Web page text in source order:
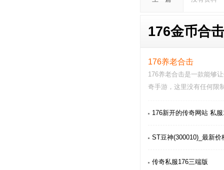
176金币合
176养老合击
176养老合击是一款能够
奇手游，这里没有任何限
176新开的传奇网站 私
ST豆神(300010)_最新
传奇私服176三端版